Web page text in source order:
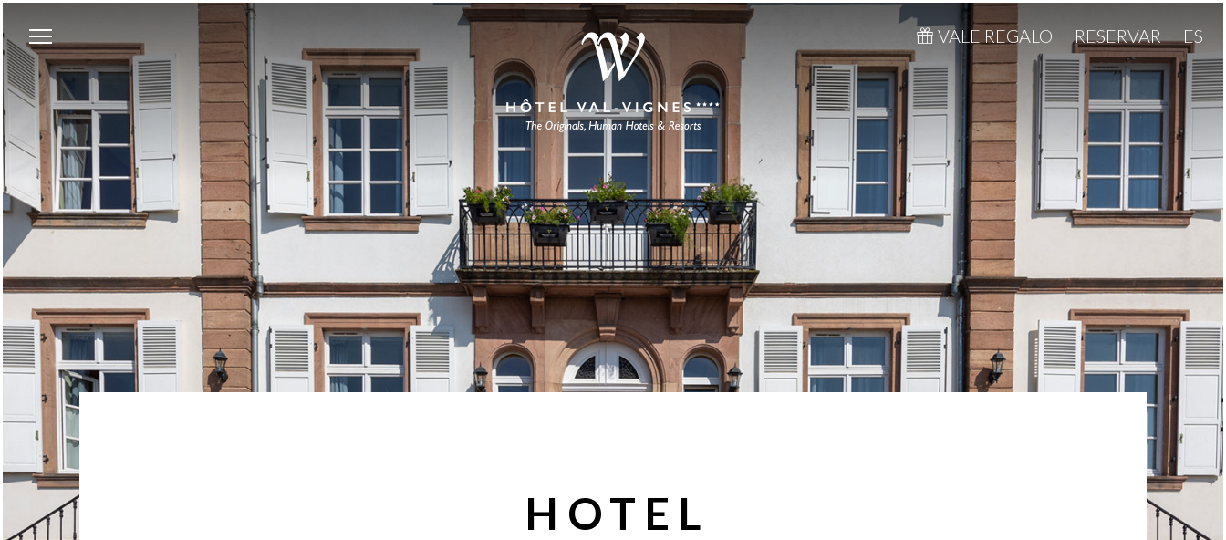
VALE REGALO RESERVAR ES
HOTEL